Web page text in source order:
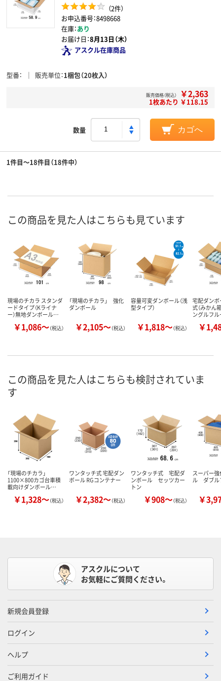
（2件）
お申込番号：8498668
在庫：あり
お届け日：8月13日（木）
アスクル在庫商品
型番 販売単位 1梱包（20枚入）
販売価格（税込） ￥2,363
1枚あたり ￥118.15
数量 カゴへ
1件目～18件目（18件中）
この商品を見た人はこちらも見ています
現場のチカラ スタンダ
ードタイプ（Kライナ
ー）無地ダンボール…
￥1,086～（税込）
「現場のチカラ」 強化
ダンボール
￥2,105～（税込）
容量可変ダンボール（浅
型タイプ）
￥1,818～（税込）
宅配ダンボ
式（みかん
ングルフ
￥
この商品を見た人はこちらも検討されていま
す
「現場のチカラ」
1100×800カゴ台車積
載向けダンボール…
￥1,328～（税込）
ワンタッチ式 宅配ダン
ボール RGコンテナー
￥2,382～（税込）
ワンタッチ式 宅配ダ
ンボール セッツカー
トン
￥908～（税込）
スーパー
ル ダブル
￥
アスクルについて
お気軽にご質問ください。
新規会員登録
ログイン
ヘルプ
ご利用ガイド